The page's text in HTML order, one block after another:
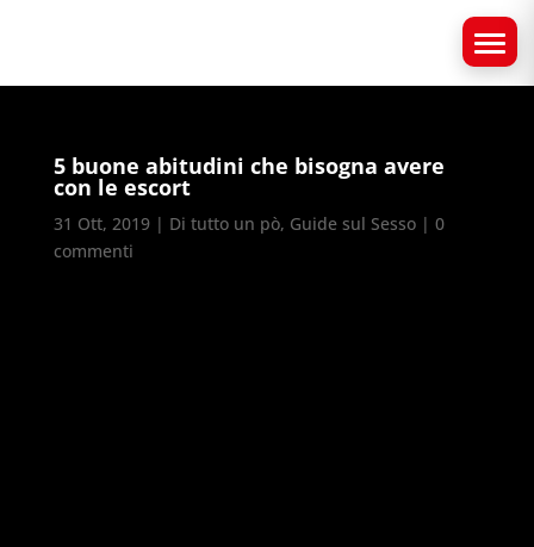
5 buone abitudini che bisogna avere
con le escort
31 Ott, 2019| Di tutto un pò, Guide sul Sesso| 0
commenti